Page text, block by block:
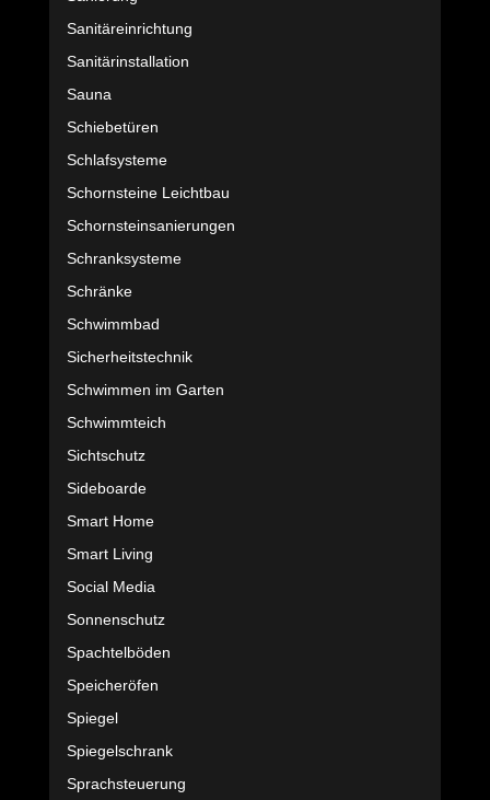
Sanitäreinrichtung
Sanitärinstallation
Sauna
Schiebetüren
Schlafsysteme
Schornsteine Leichtbau
Schornsteinsanierungen
Schranksysteme
Schränke
Schwimmbad
Sicherheitstechnik
Schwimmen im Garten
Schwimmteich
Sichtschutz
Sideboarde
Smart Home
Smart Living
Social Media
Sonnenschutz
Spachtelböden
Speicheröfen
Spiegel
Spiegelschrank
Sprachsteuerung